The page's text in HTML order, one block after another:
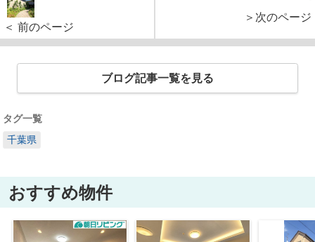
＜ 前のページ
＞次のページ
ブログ記事一覧を見る
タグ一覧
千葉県
おすすめ物件